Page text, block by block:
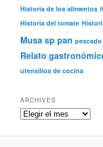
Historia de los alimentos
Historia del tomate
Musa sp pan
Relato
utensilios de cocina
ARCHIVES
Archives